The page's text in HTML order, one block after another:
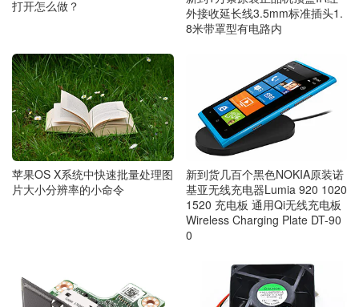
打开怎么做？
外接收延长线3.5mm标准插头1.
8米带罩型有电路内
苹果OS X系统中快速批量处理图
片大小分辨率的小命令
新到货几百个黑色NOKIA原装诺
基亚无线充电器Lumia 920 1020
1520 充电板 通用Qi无线充电板
Wireless Charging Plate DT-90
0